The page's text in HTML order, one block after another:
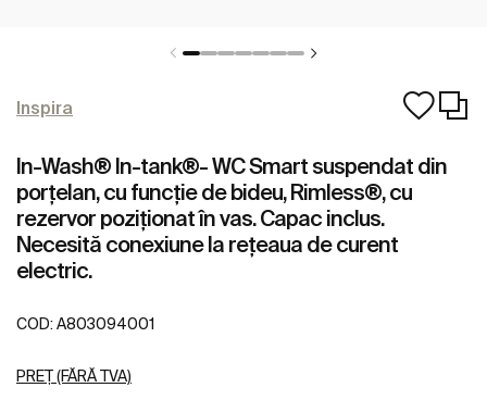
Inspira
In-Wash® In-tank®- WC Smart suspendat din
porțelan, cu funcție de bideu, Rimless®, cu
rezervor poziționat în vas. Capac inclus.
Necesită conexiune la rețeaua de curent
electric.
COD: A803094001
PREȚ (FĂRĂ TVA)